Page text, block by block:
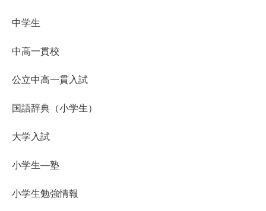
中学生
中高一貫校
公立中高一貫入試
国語辞典（小学生）
大学入試
小学生―塾
小学生勉強情報